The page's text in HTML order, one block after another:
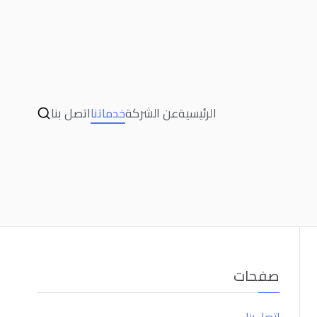
الرئيسيةعن الشركةخدماتنااتصل بنا
صفحات